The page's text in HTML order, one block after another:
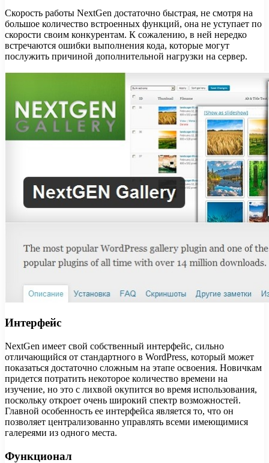
Скорость работы NextGen достаточно быстрая, не смотря на
большое количество встроенных функций, она не уступает по
скорости своим конкурентам. К сожалению, в ней нередко
встречаются ошибки выполнения кода, которые могут
послужить причиной дополнительной нагрузки на сервер.
Интерфейс
NextGen имеет свой собственный интерфейс, сильно
отличающийся от стандартного в WordPress, который может
показаться достаточно сложным на этапе освоения. Новичкам
придется потратить некоторое количество времени на
изучение, но это с лихвой окупится во время использования,
поскольку откроет очень широкий спектр возможностей.
Главной особенность ее интерфейса является то, что он
позволяет централизованно управлять всеми имеющимися
галереями из одного места.
Функционал